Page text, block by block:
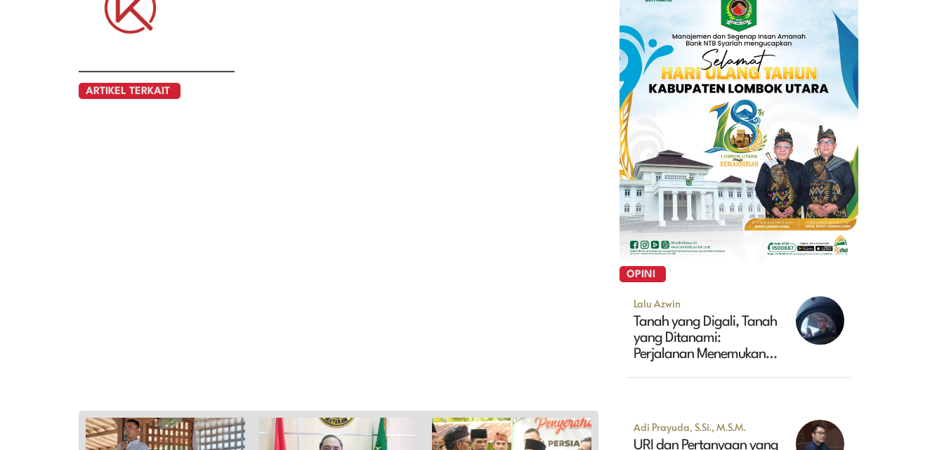
ARTIKEL TERKAIT
OPINI
Lalu Azwin
Tanah yang Digali, Tanah
yang Ditanami:
Perjalanan Menemukan
Adi Prayuda, S.Si., M.S.M.
URI dan Pertanyaan yang